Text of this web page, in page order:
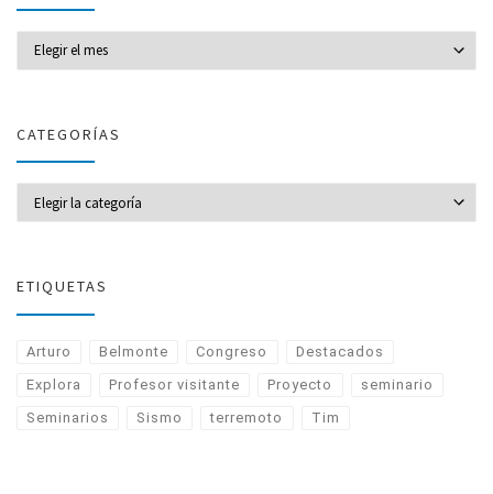
CATEGORÍAS
ETIQUETAS
Arturo Belmonte Congreso Destacados
Explora Profesor visitante Proyecto seminario
Seminarios Sismo terremoto Tim